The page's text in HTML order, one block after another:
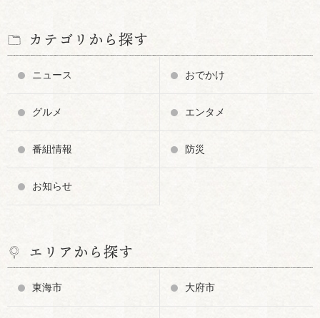
カテゴリから探す
ニュース おでかけ
グルメ エンタメ
番組情報 防災
お知らせ
エリアから探す
東海市 大府市